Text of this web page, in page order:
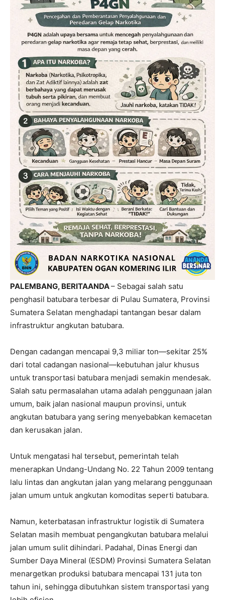
PALEMBANG, BERITAANDA– Sebagai salah satu
penghasil batubara terbesar di Pulau Sumatera, Provinsi
Sumatera Selatan menghadapi tantangan besar dalam
infrastruktur angkutan batubara.
Dengan cadangan mencapai 9,3 miliar ton—sekitar 25%
dari total cadangan nasional—kebutuhan jalur khusus
untuk transportasi batubara menjadi semakin mendesak.
Salah satu permasalahan utama adalah penggunaan jalan
umum, baik jalan nasional maupun provinsi, untuk
angkutan batubara yang sering menyebabkan kemacetan
dan kerusakan jalan.
Untuk mengatasi hal tersebut, pemerintah telah
menerapkan Undang-Undang No. 22 Tahun 2009 tentang
lalu lintas dan angkutan jalan yang melarang penggunaan
jalan umum untuk angkutan komoditas seperti batubara.
Namun, keterbatasan infrastruktur logistik di Sumatera
Selatan masih membuat pengangkutan batubara melalui
jalan umum sulit dihindari. Padahal, Dinas Energi dan
Sumber Daya Mineral (ESDM) Provinsi Sumatera Selatan
menargetkan produksi batubara mencapai 131 juta ton
tahun ini, sehingga dibutuhkan sistem transportasi yang